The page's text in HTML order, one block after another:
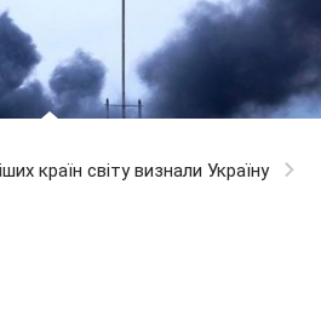
країн світу визнали Україну